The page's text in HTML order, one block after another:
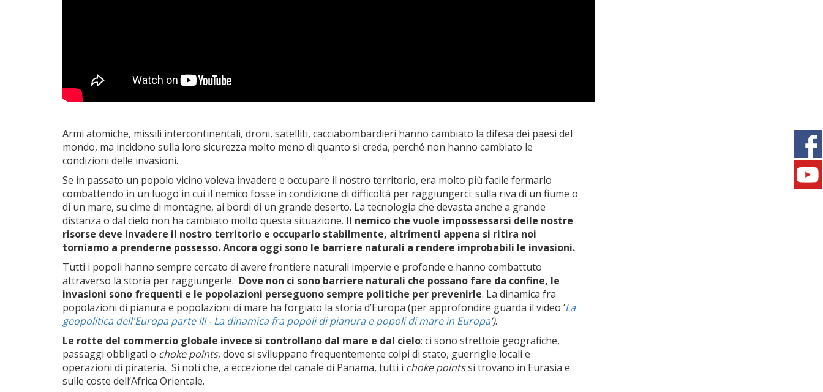
Armi atomiche, missili intercontinentali, droni, satelliti, cacciabombardieri hanno cambiato la difesa dei paesi del
mondo, ma incidono sulla loro sicurezza molto meno di quanto si creda, perché non hanno cambiato le
condizioni delle invasioni.
Se in passato un popolo vicino voleva invadere e occupare il nostro territorio, era molto più facile fermarlo
combattendo in un luogo in cui il nemico fosse in condizione di difficoltà per raggiungerci: sulla riva di un fiume o
di un mare, su cime di montagne, ai bordi di un grande deserto. La tecnologia che devasta anche a grande
distanza o dal cielo non ha cambiato molto questa situazione. Il nemico che vuole impossessarsi delle nostre
risorse deve invadere il nostro territorio e occuparlo stabilmente, altrimenti appena si ritira noi
torniamo a prenderne possesso. Ancora oggi sono le barriere naturali a rendere improbabili le invasioni.
Tutti i popoli hanno sempre cercato di avere frontiere naturali impervie e profonde e hanno combattuto
attraverso la storia per raggiungerle. Dove non ci sono barriere naturali che possano fare da confine, le
invasioni sono frequenti e le popolazioni perseguono sempre politiche per prevenirle. La dinamica fra
popolazioni di pianura e popolazioni di mare ha forgiato la storia d’Europa (per approfondire guarda il video ‘La
geopolitica dell'Europa parte III - La dinamica fra popoli di pianura e popoli di mare in Europa’).
Le rotte del commercio globale invece si controllano dal mare e dal cielo: ci sono strettoie geografiche,
passaggi obbligati o choke points, dove si sviluppano frequentemente colpi di stato, guerriglie locali e
operazioni di pirateria. Si noti che, a eccezione del canale di Panama, tutti i choke pointssi trovano in Eurasia e
sulle coste dell’Africa Orientale.